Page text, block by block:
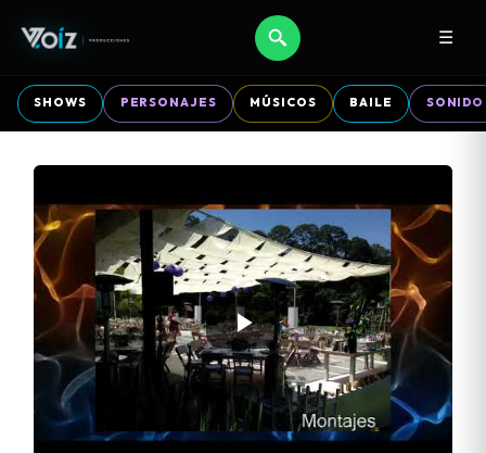
☰
SHOWS PERSONAJES MÚSICOS BAILE SONIDO